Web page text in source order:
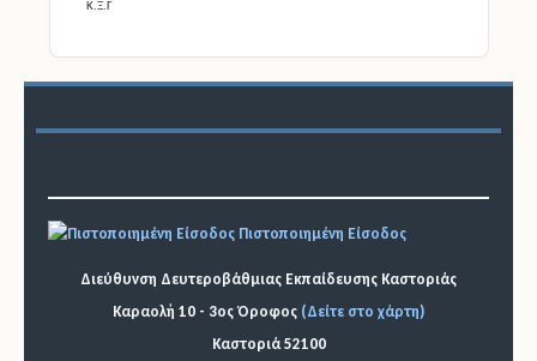
Πιστοποιημένη Είσοδος
Διεύθυνση Δευτεροβάθμιας Εκπαίδευσης Καστοριάς
Καραολή 10 - 3ος Όροφος (Δείτε στο χάρτη)
Καστοριά 52100